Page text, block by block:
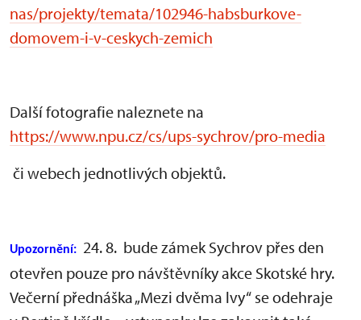
nas/projekty/temata/102946-habsburkove-
domovem-i-v-ceskych-zemich
Další fotografie naleznete na
https://www.npu.cz/cs/ups-sychrov/pro-media
či webech jednotlivých objektů.
Upozornění: 24. 8. bude zámek Sychrov přes den
otevřen pouze pro návštěvníky akce Skotské hry.
Večerní přednáška „Mezi dvěma lvy“ se odehraje